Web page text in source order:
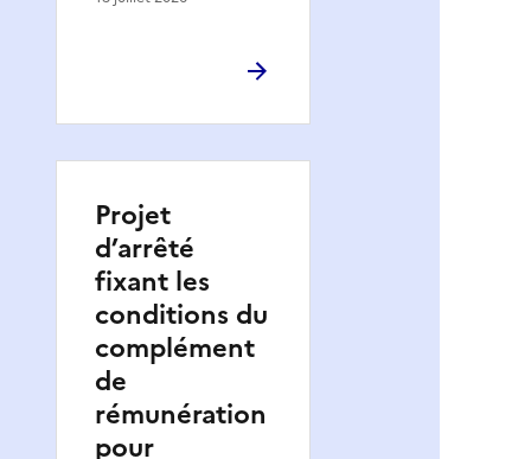
Projet
d’arrêté
fixant les
conditions du
complément
de
rémunération
pour